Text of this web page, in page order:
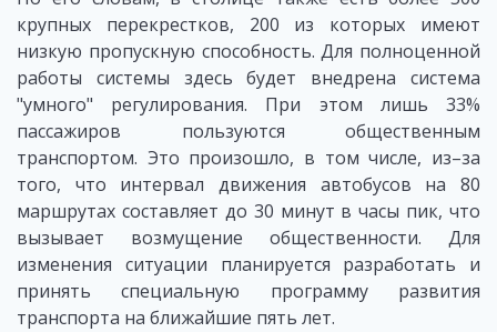
крупных перекрестков, 200 из которых имеют
низкую пропускную способность. Для полноценной
работы системы здесь будет внедрена система
"умного" регулирования. При этом лишь 33%
пассажиров пользуются общественным
транспортом. Это произошло, в том числе, из–за
того, что интервал движения автобусов на 80
маршрутах составляет до 30 минут в часы пик, что
вызывает возмущение общественности. Для
изменения ситуации планируется разработать и
принять специальную программу развития
транспорта на ближайшие пять лет.